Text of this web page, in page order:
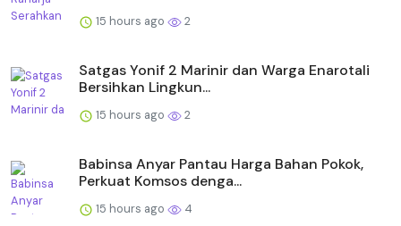
15 hours ago 2
Satgas Yonif 2 Marinir dan Warga Enarotali
Bersihkan Lingkun...
15 hours ago 2
Babinsa Anyar Pantau Harga Bahan Pokok,
Perkuat Komsos denga...
15 hours ago 4